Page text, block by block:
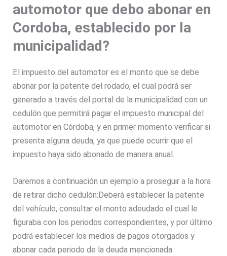
automotor que debo abonar en
Cordoba, establecido por la
municipalidad?
El impuesto del automotor es el monto que se debe
abonar por la patente del rodado, el cual podrá ser
generado a través del portal de la municipalidad con un
cedulón que permitirá pagar el impuesto municipal del
automotor en Córdoba, y en primer momento verificar si
presenta alguna deuda, ya que puede ocurrir que el
impuesto haya sido abonado de manera anual.
Daremos a continuación un ejemplo a proseguir a la hora
de retirar dicho cedulón:Deberá establecer la patente
del vehículo, consultar el monto adeudado el cual le
figuraba con los periodos correspondientes, y por último
podrá establecer los medios de pagos otorgados y
abonar cada periodo de la deuda mencionada.